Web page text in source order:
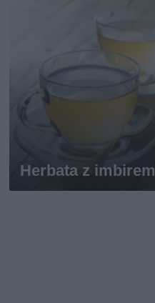
Herbata z imbirem